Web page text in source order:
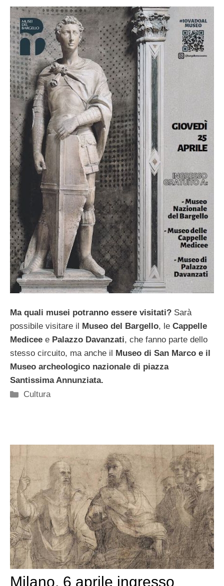
Ma quali musei potranno essere visitati? Sarà
possibile visitare il
Museo del Bargello, le Cappelle
Medicee e Palazzo Davanzati, che fanno parte dello
stesso circuito, ma anche il
Museo di San Marco e il
Museo archeologico nazionale di piazza
Santissima Annunziata.
Categorie
Cultura
Milano, 6 aprile ingresso